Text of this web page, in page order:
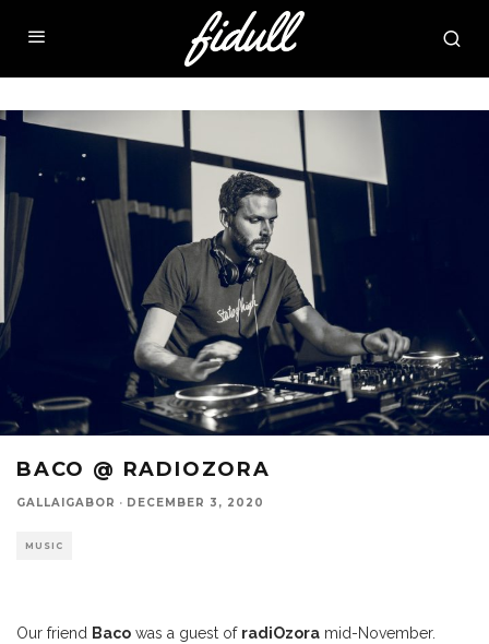
BACO @ RADIOZORA
GALLAIGABOR · DECEMBER 3, 2020
MUSIC
Our friend Baco was a guest of radiOzora mid-November.